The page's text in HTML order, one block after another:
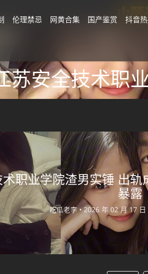
伦理禁忌 网黄合集 国产鉴赏 抖音
苏安全技术职
职业学院渣男实锤 出
暴露
吃瓜老李 •2026 年 02 月 17 日